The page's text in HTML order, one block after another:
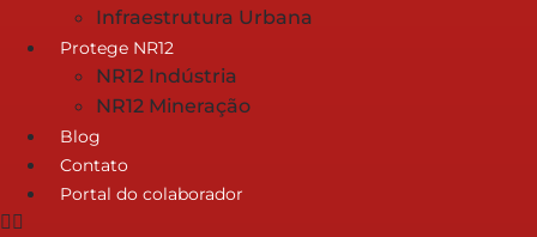
Infraestrutura Urbana
Protege NR12
NR12 Indústria
NR12 Mineração
Blog
Contato
Portal do colaborador